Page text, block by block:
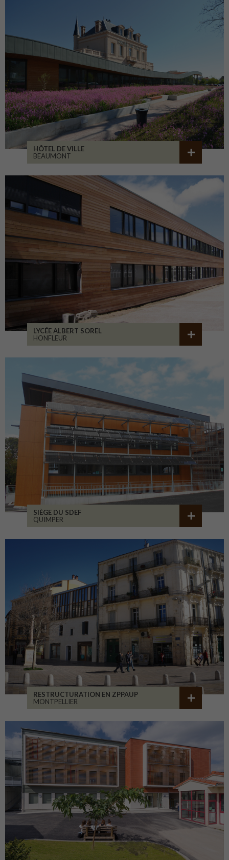
HÔTEL DE VILLE
BEAUMONT
LYCÉE ALBERT SOREL
HONFLEUR
SIÈGE DU SDEF
QUIMPER
RESTRUCTURATION EN ZPPAUP
MONTPELLIER